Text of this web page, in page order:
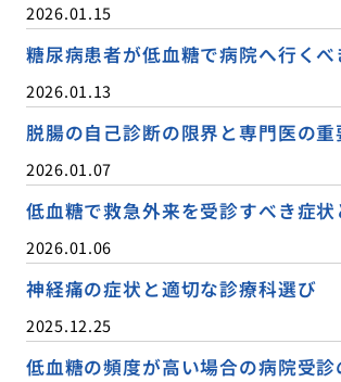
2026.01.15
糖尿病患者が低血糖で病院へ行く
2026.01.13
脱腸の自己診断の限界と専門医の重
2026.01.07
低血糖で救急外来を受診すべき症
2026.01.06
神経痛の症状と適切な診療科選び
2025.12.25
低血糖の頻度が高い場合の病院受